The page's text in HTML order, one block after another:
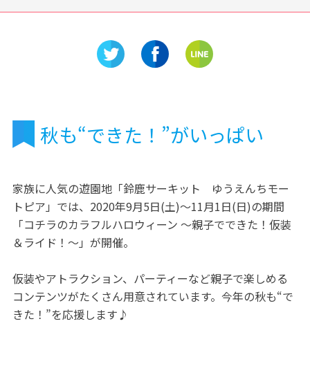
高山を
小さな胡麻の大きなパワー！
オモシロイ♪
「コス
秋も“できた！”がいっぱい
家族に人気の遊園地「鈴鹿サーキット ゆうえんちモー
トピア」では、2020年9月5日(土)～11月1日(日)の期間
「コチラのカラフルハロウィーン ～親子でできた！仮装
＆ライド！～」が開催。
仮装やアトラクション、パーティーなど親子で楽しめる
コンテンツがたくさん用意されています。今年の秋も“で
きた！”を応援します♪